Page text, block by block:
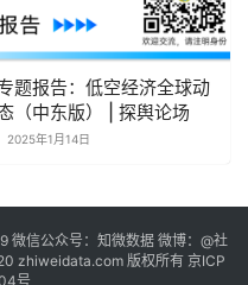
题报告：低空经济全球动
（中东版） | 探舆论场
2025年1月14日
信公众号：知微数据 微博： @社
zhiweidata.com 版权所有 京ICP
号